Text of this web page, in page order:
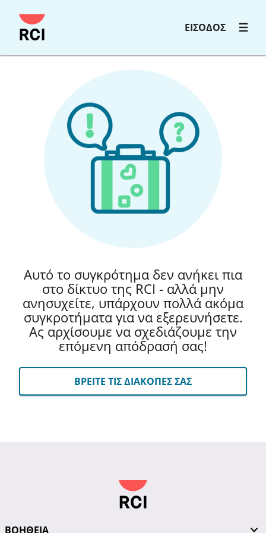
ΕΙΣΟΔΟΣ
Αυτό το συγκρότημα δεν ανήκει πια
στο δίκτυο της RCI - αλλά μην
ανησυχείτε, υπάρχουν πολλά ακόμα
συγκροτήματα για να εξερευνήσετε.
Ας αρχίσουμε να σχεδιάζουμε την
επόμενη απόδρασή σας!
ΒΡΕΙΤΕ ΤΙΣ ΔΙΑΚΟΠΕΣ ΣΑΣ
ΒΟΗΘΕΙΑ